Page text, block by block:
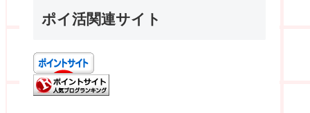
ポイ活関連サイト